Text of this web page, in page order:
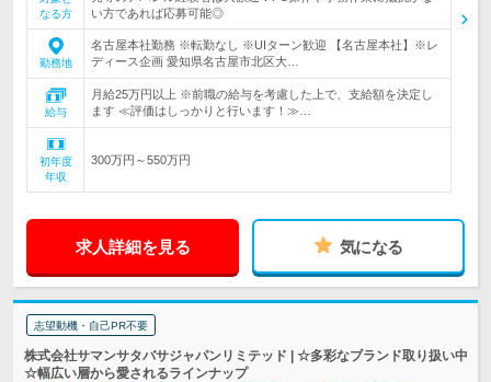
なる方
い方であれば応募可能◎
勤務地
名古屋本社勤務 ※転勤なし ※UIターン歓迎 【名古屋本社】※レ
ディース企画 愛知県名古屋市北区大…
給与
月給25万円以上 ※前職の給与を考慮した上で、支給額を決定し
ます ≪評価はしっかりと行います！≫…
初年度
年収
300万円～550万円
求人詳細を見る 気になる
志望動機・自己PR不要
株式会社サマンサタバサジャパンリミテッド | ☆多彩なブランド取り扱い中
☆幅広い層から愛されるラインナップ